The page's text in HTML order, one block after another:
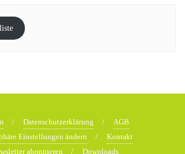
Datenschutzerklärung
AGB
Einstellungen ändern
Kontakt
abonnieren
Downloads